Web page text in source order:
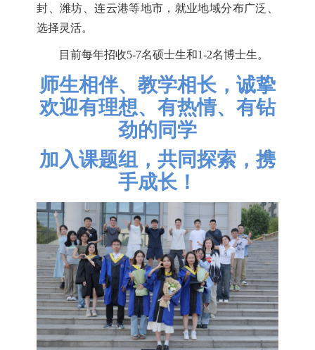
封、潍坊、连云港等地市，就业地域分布广泛、
选择灵活。
目前每年招收5-7名硕士生和1-2名博士生。
师生相伴、教学相长，诚挚
欢迎有理想、有热情、有钻
劲的同学
加入课题组，共同探索，携
手成长！